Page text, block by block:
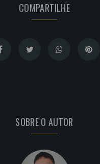
COMPARTILHE
SOBRE O AUTOR